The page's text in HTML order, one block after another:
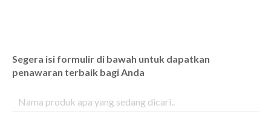
Segera isi formulir di bawah untuk dapatkan
penawaran terbaik bagi Anda